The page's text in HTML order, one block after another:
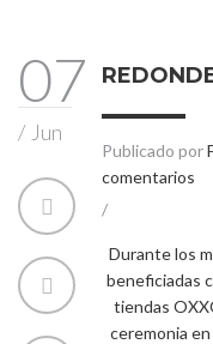
07
/ Jun
Publicado por
comentarios
/
Durante los
beneficiadas
tiendas
ceremonia